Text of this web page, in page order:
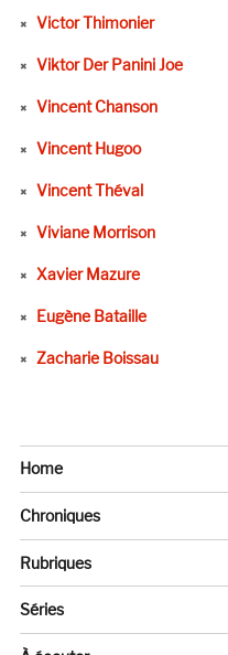
Victor Thimonier
Viktor Der Panini Joe
Vincent Chanson
Vincent Hugoo
Vincent Théval
Viviane Morrison
Xavier Mazure
Eugène Bataille
Zacharie Boissau
Home
Chroniques
Rubriques
Séries